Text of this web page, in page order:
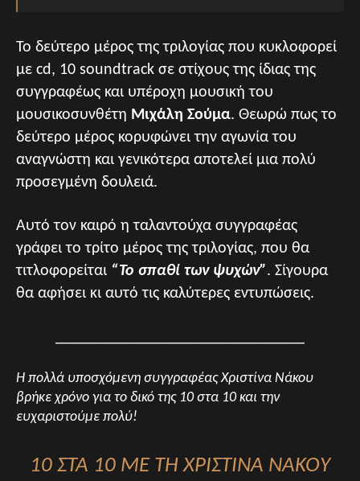
Το δεύτερο μέρος της τριλογίας που κυκλοφορεί
με cd, 10 soundtrack σε στίχους της ίδιας της
συγγραφέως και υπέροχη μουσική του
μουσικοσυνθέτη Μιχάλη Σούμα. Θεωρώ πως το
δεύτερο μέρος κορυφώνει την αγωνία του
αναγνώστη και γενικότερα αποτελεί μια πολύ
προσεγμένη δουλειά.
Αυτό τον καιρό η ταλαντούχα συγγραφέας
γράφει το τρίτο μέρος της τριλογίας, που θα
τιτλοφορείται “Το σπαθί των ψυχών”. Σίγουρα
θα αφήσει κι αυτό τις καλύτερες εντυπώσεις.
Η πολλά υποσχόμενη συγγραφέας Χριστίνα Νάκου
βρήκε χρόνο για το δικό της 10 στα 10 και την
ευχαριστούμε πολύ!
10 ΣΤΑ 10 ΜΕ ΤΗ ΧΡΙΣΤΙΝΑ ΝΑΚΟΥ